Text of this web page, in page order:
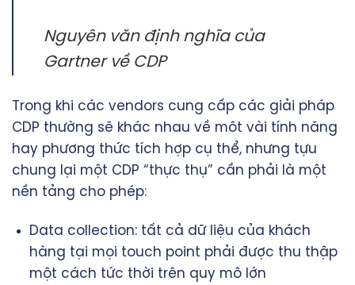
Nguyên văn định nghĩa của
Gartner về CDP
Trong khi các vendors cung cấp các giải pháp
CDP thường sẽ khác nhau về môt vài tính năng
hay phương thức tích hợp cụ thể, nhưng tựu
chung lại một CDP “thực thụ” cần phải là một
nền tảng cho phép:
Data collection: tất cả dữ liệu của khách
hàng tại mọi touch point phải được thu thập
một cách tức thời trên quy mô lớn